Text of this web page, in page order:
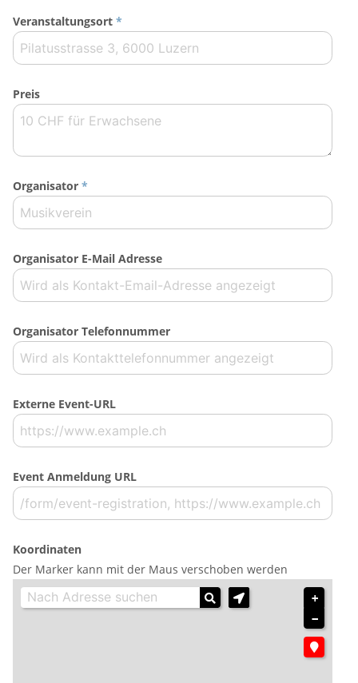
Veranstaltungsort *
Preis
Organisator *
Organisator E-Mail Adresse
Organisator Telefonnummer
Externe Event-URL
Event Anmeldung URL
Koordinaten
Der Marker kann mit der Maus verschoben werden
+
−